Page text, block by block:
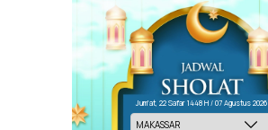
Jum'at, 22 Safar 1448 H / 07 Agustus 2026